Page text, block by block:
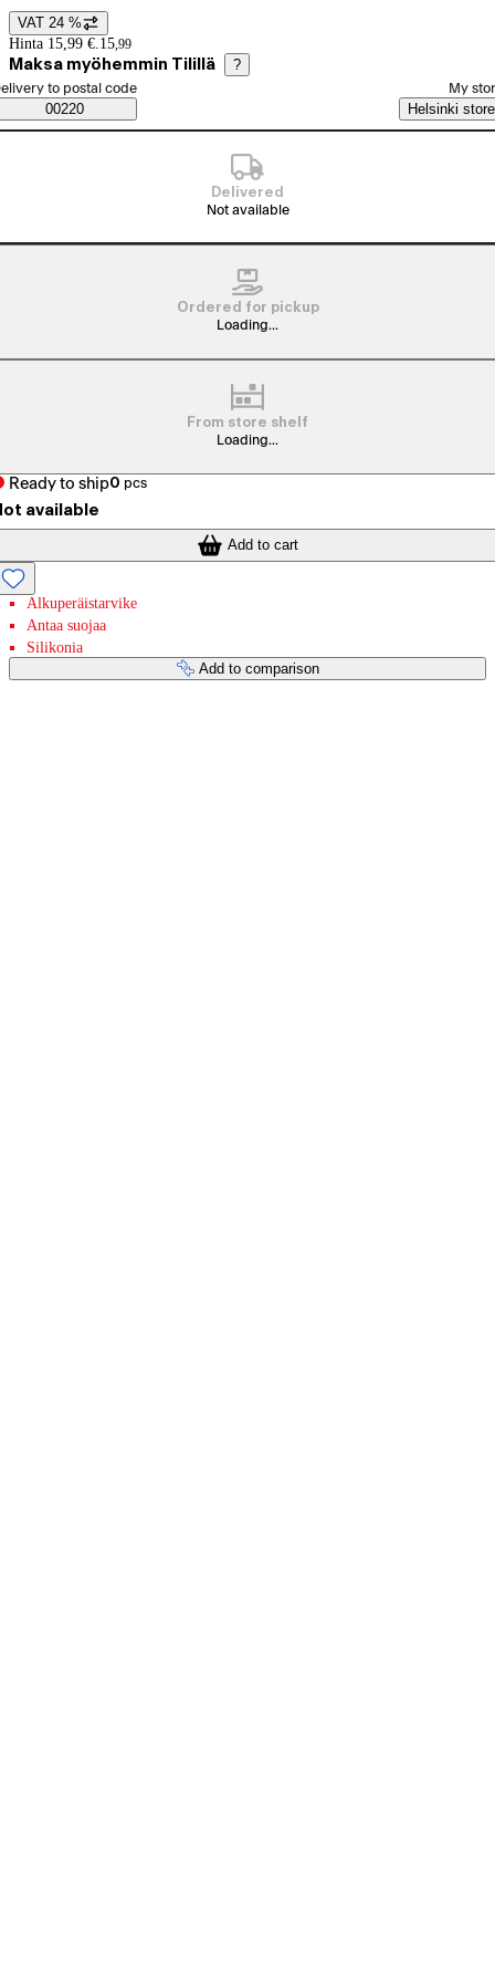
Price details
VAT 24 %
Hinta 15,99 €. 15,99
Maksa myöhemmin Tilillä ?
Saatavuustiedot
order method
to postal code
00220
My
Helsinki store
Delivered
Not available
Ordered for pickup
Loading...
From store shelf
Loading...
Ready to ship0 pcs
available
Add to cart
Alkuperäistarvike
Antaa suojaa
Silikonia
Add to comparison